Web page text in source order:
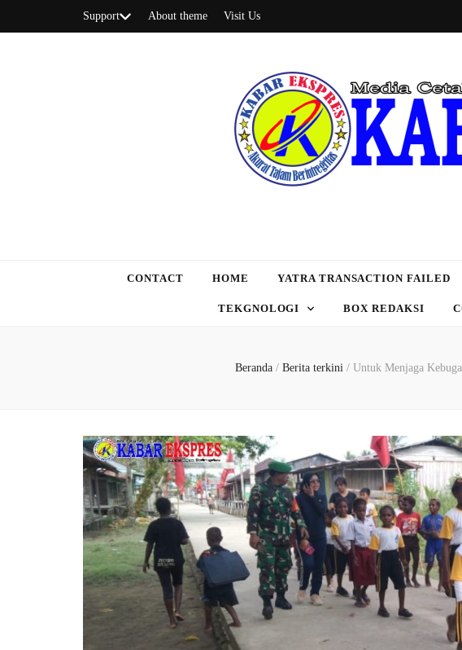
Support About theme Visit Us
CONTACT HOME YATRA TRANSACTION FAILED
TEKGNOLOGI BOX REDAKSI
Beranda / Berita terkini / Untuk Menjaga